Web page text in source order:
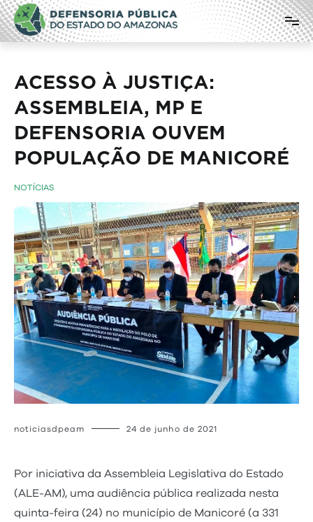
Pular
para
o
conteúdo
Defensoria Pública do Estado do
Amazonas
ACESSO À JUSTIÇA:
ASSEMBLEIA, MP E
DEFENSORIA OUVEM
POPULAÇÃO DE MANICORÉ
NOTÍCIAS
noticiasdpeam 24 de junho de 2021
Por iniciativa da Assembleia Legislativa do Estado
(ALE-AM), uma audiência pública realizada nesta
quinta-feira (24) no município de Manicoré (a 331